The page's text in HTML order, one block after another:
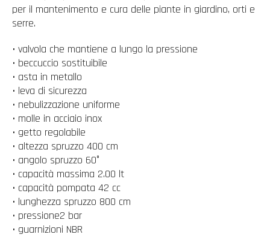
per il mantenimento e cura delle piante in giardino, orti e
serre.
• valvola che mantiene a lungo la pressione
• beccuccio sostituibile
• asta in metallo
• leva di sicurezza
• nebulizzazione uniforme
• molle in acciaio inox
• getto regolabile
• altezza spruzzo 400 cm
• angolo spruzzo 60°
• capacità massima 2.00 lt
• capacità pompata 42 cc
• lunghezza spruzzo 800 cm
• pressione2 bar
• guarnizioni NBR